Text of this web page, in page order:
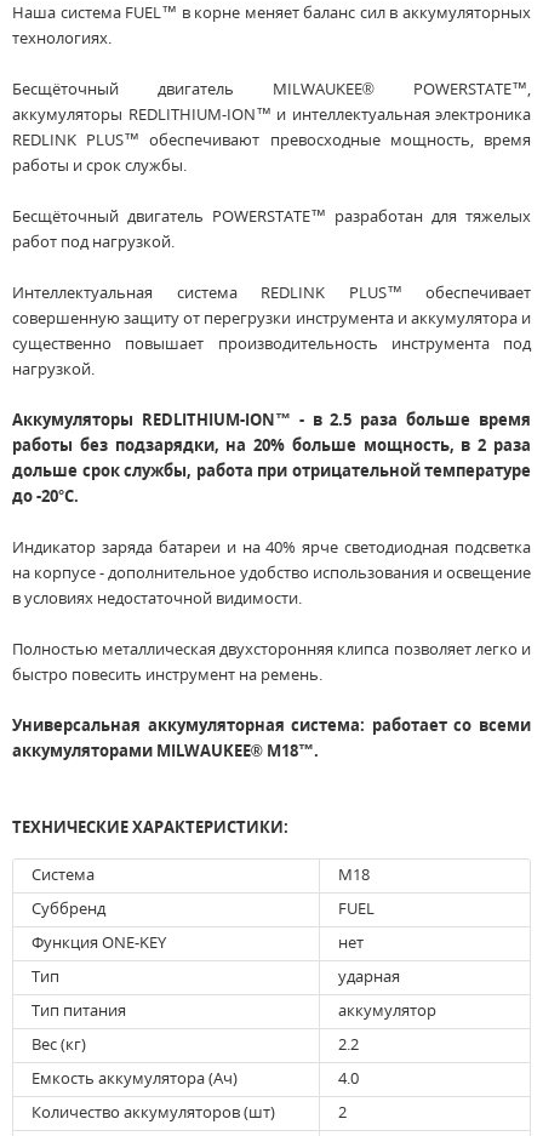
Наша система FUEL™ в корне меняет баланс сил в аккумуляторных
технологиях.
Бесщёточный двигатель MILWAUKEE® POWERSTATE™,
аккумуляторы REDLITHIUM-ION™ и интеллектуальная электроника
REDLINK PLUS™ обеспечивают превосходные мощность, время
работы и срок службы.
Бесщёточный двигатель POWERSTATE™ разработан для тяжелых
работ под нагрузкой.
Интеллектуальная система REDLINK PLUS™ обеспечивает
совершенную защиту от перегрузки инструмента и аккумулятора и
существенно повышает производительность инструмента под
нагрузкой.
Аккумуляторы REDLITHIUM-ION™ - в 2.5 раза больше время
работы без подзарядки, на 20% больше мощность, в 2 раза
дольше срок службы, работа при отрицательной температуре
до -20°С.
Индикатор заряда батареи и на 40% ярче светодиодная подсветка
на корпусе - дополнительное удобство использования и освещение
в условиях недостаточной видимости.
Полностью металлическая двухсторонняя клипса позволяет легко и
быстро повесить инструмент на ремень.
Универсальная аккумуляторная система: работает со всеми
аккумуляторами MILWAUKEE® M18™.
ТЕХНИЧЕСКИЕ ХАРАКТЕРИСТИКИ:
Система
M18
Суббренд
FUEL
Функция ONE-KEY
нет
Тип
ударная
Тип питания
аккумулятор
Вес (кг)
2.2
Емкость аккумулятора (Ач)
4.0
Количество аккумуляторов (шт)
2